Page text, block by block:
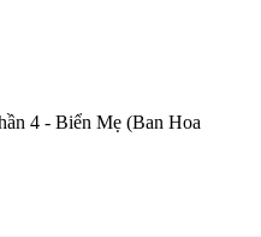
4 - Biển Mẹ (Ban Hoa